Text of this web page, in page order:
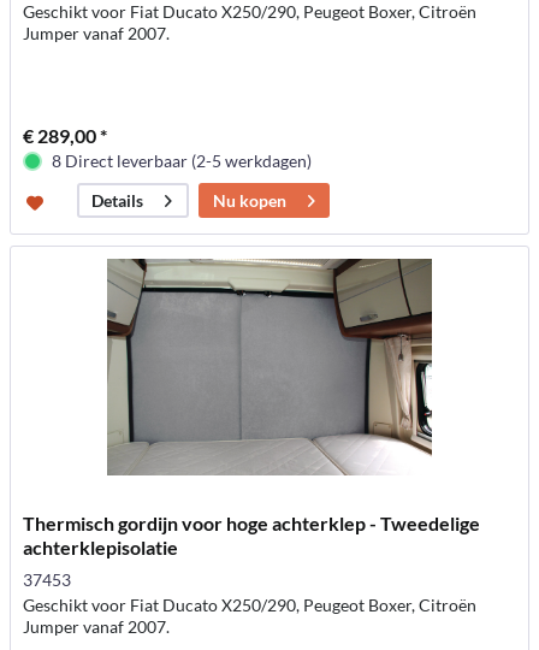
Geschikt voor Fiat Ducato X250/290, Peugeot Boxer, Citroën
Jumper vanaf 2007.
€ 289,00 *
8 Direct leverbaar (2-5 werkdagen)
Details
Nu kopen
Thermisch gordijn voor hoge achterklep - Tweedelige
achterklepisolatie
37453
Geschikt voor Fiat Ducato X250/290, Peugeot Boxer, Citroën
Jumper vanaf 2007.